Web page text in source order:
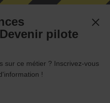
pilote
sur ce métier ? Inscrivez-vous
!